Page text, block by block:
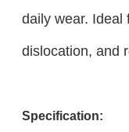
daily wear. Ideal
dislocation, and
Specification: